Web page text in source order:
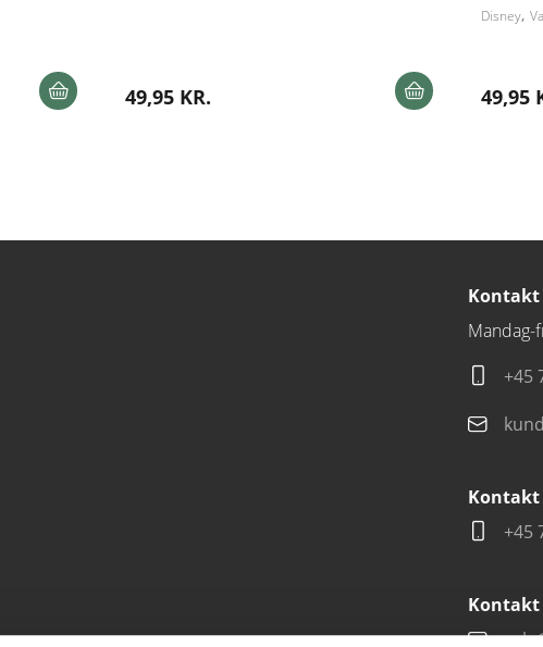
49,95 KR.
Disney
49,95
Kontakt
Mandag-
+45
Kontakt
+45
Kontakt